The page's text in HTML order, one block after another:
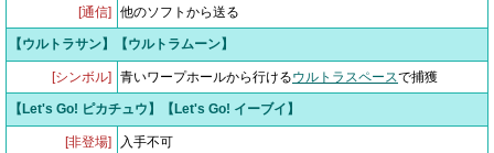
[通信] 他のソフトから送る
【ウルトラサン】【ウルトラムーン】
[シンボル] 青いワープホールから行けるウルトラスペースで捕獲
【Let's Go! ピカチュウ】【Let's Go! イーブイ】
[非登場] 入手不可